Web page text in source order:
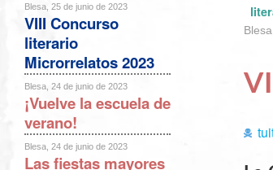
Blesa, 25 de junio de 2023
VIII Concurso
literario
Microrrelatos 2023
Blesa, 24 de junio de 2023
¡Vuelve la escuela de
verano!
Blesa, 24 de junio de 2023
Las fiestas mayores